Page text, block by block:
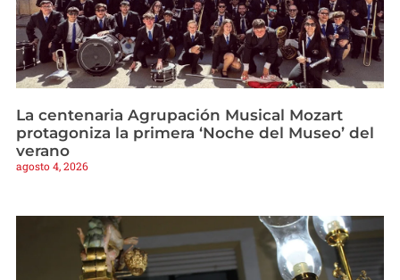
La centenaria Agrupación Musical Mozart
protagoniza la primera ‘Noche del Museo’ del
verano
agosto 4, 2026